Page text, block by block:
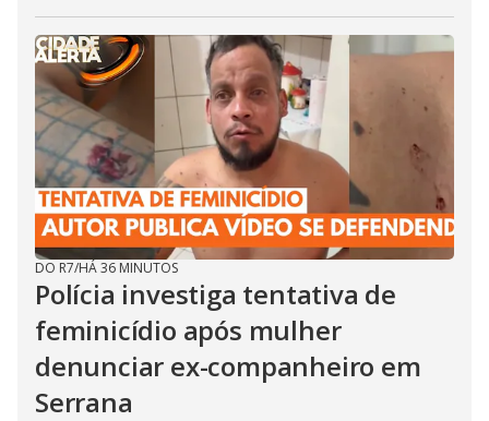
DO R7/HÁ 36 MINUTOS
Polícia investiga tentativa de
feminicídio após mulher
denunciar ex-companheiro em
Serrana